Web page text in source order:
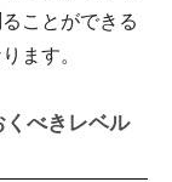
ことができる
ます。
べきレベル